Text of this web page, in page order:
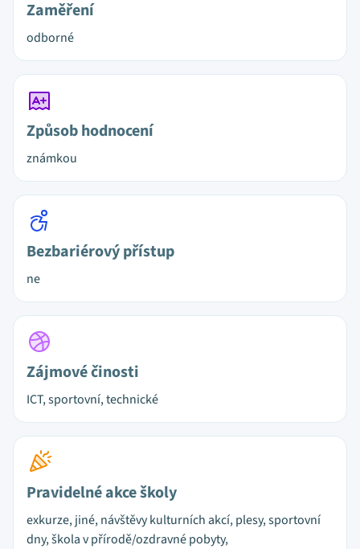
Zaměření
odborné
Způsob hodnocení
známkou
Bezbariérový přístup
ne
Zájmové činosti
ICT, sportovní, technické
Pravidelné akce školy
exkurze, jiné, návštěvy kulturních akcí, plesy, sportovní
dny, škola v přírodě/ozdravné pobyty,